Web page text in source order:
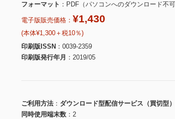
フォーマット
PDF（パソコンへのダウンロード不可
電子版販売価格： ¥1,430
(本体¥1,300＋税10％)
印刷版ISSN
0039-2359
印刷版発行年月
2019/05
ご利用方法
ダウンロード型配信サービス（買切型）
同時使用端末数
2